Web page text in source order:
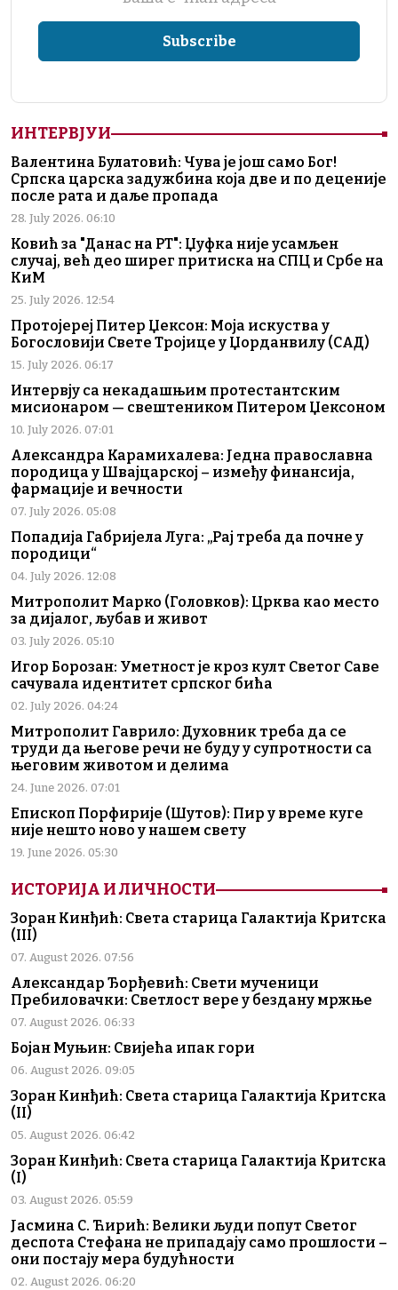
ИНТЕРВЈУИ
Валентина Булатовић: Чува је још само Бог!
Српска царска задужбина која две и по деценије
после рата и даље пропада
28. July 2026. 06:10
Ковић за "Данас на РТ": Џуфка није усамљен
случај, већ део ширег притиска на СПЦ и Србе на
КиМ
25. July 2026. 12:54
Протојереј Питер Џексон: Моја искуства у
Богословији Свете Тројице у Џорданвилу (САД)
15. July 2026. 06:17
Интервју са некадашњим протестантским
мисионаром — свештеником Питером Џексоном
10. July 2026. 07:01
Александра Карамихалева: Једна православна
породица у Швајцарској – између финансија,
фармације и вечности
07. July 2026. 05:08
Попадија Габријела Луга: „Рај треба да почне у
породици“
04. July 2026. 12:08
Митрополит Марко (Головков): Црква као место
за дијалог, љубав и живот
03. July 2026. 05:10
Игор Борозан: Уметност је кроз култ Светог Саве
сачувала идентитет српског бића
02. July 2026. 04:24
Митрополит Гаврило: Духовник треба да се
труди да његове речи не буду у супротности са
његовим животом и делима
24. June 2026. 07:01
Епископ Порфирије (Шутов): Пир у време куге
није нешто ново у нашем свету
19. June 2026. 05:30
ИСТОРИЈА И ЛИЧНОСТИ
Зоран Кинђић: Света старица Галактија Критска
(III)
07. August 2026. 07:56
Александар Ђорђевић: Свети мученици
Пребиловачки: Светлост вере у бездану мржње
07. August 2026. 06:33
Бојан Муњин: Свијећа ипак гори
06. August 2026. 09:05
Зоран Кинђић: Света старица Галактија Критска
(II)
05. August 2026. 06:42
Зоран Кинђић: Света старица Галактија Критска
(I)
03. August 2026. 05:59
Јасмина С. Ћирић: Велики људи попут Светог
деспота Стефана не припадају само прошлости –
они постају мера будућности
02. August 2026. 06:20